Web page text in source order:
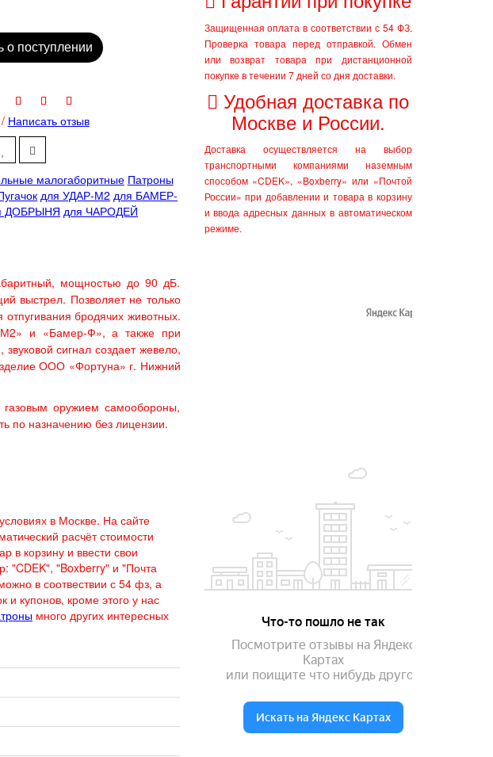
поступлении
Написать отзыв
малогаборитные Патроны
для УДАР-М2 для БАМЕР-
ДОБРЫНЯ для ЧАРОДЕЙ
мощностью до 90 дБ.
выстрел. Позволяет не только
бродячих животных.
М2» и «Бамер-Ф», а также при
сигнал создает жевело,
ООО «Фортуна» г. Нижний
оружием самообороны,
по назначению без лицензии.
в Москве. На сайте
расчёт стоимости
в корзину и ввести свои
"CDEK", "Boxberry" и "Почта
в соотвествии с 54 фз, а
и купонов, кроме этого у нас
много других интересных
Защищенная оплата в соответствии с 54 ФЗ.
Проверка товара перед отправкой. Обмен
или возврат товара при дистанционной
покупке в течении 7 дней со дня доставки.
Удобная доставка по
Москве и России.
Доставка осуществляется на выбор
транспортными компаниями наземным
способом «CDEK», «Boxberry» или «Почтой
России» при добавлении и товара в корзину
и ввода адресных данных в автоматическом
режиме.